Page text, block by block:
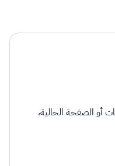
أو الصفحة الحالية،